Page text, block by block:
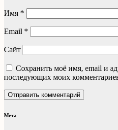
Имя *
Email *
Сайт
Сохранить моё имя, email и
последующих моих
Мета